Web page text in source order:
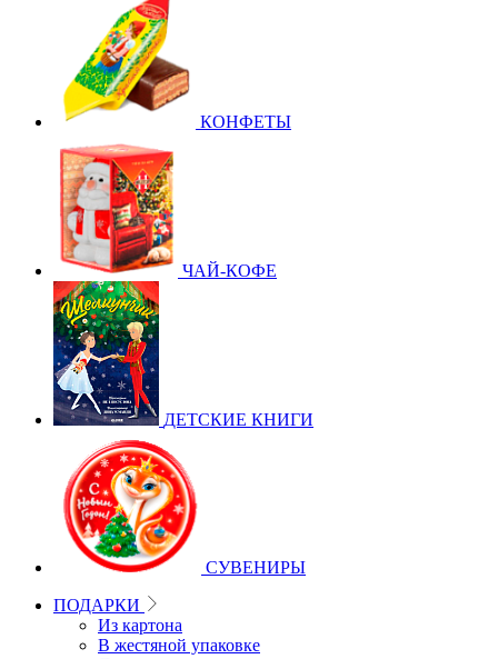
КОНФЕТЫ
ЧАЙ-КОФЕ
ДЕТСКИЕ КНИГИ
СУВЕНИРЫ
ПОДАРКИ
Из картона
В жестяной упаковке